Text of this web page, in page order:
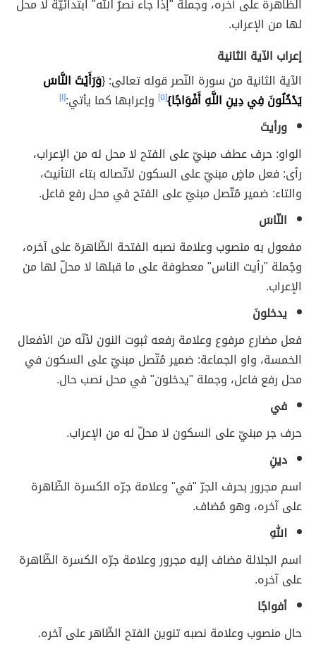
الظاهرة على آخره، وجملة "إذا جاء نصرُ الله" ابتدائيّة لا محلّ
لها من الإعراب.
إعراب الآية الثانية
الآية الثانية من سورة النّصر قوله تعالى: {وَرَأَيْتَ النَّاسَ
يَدْخُلُونَ فِي دِينِ اللَّهِ أَفْوَاجًا}[٥] وإعرابها كما يأتي:[١]
ورأيتَ
الواو: حرف عطف مبنيّ على الفتح لا محل له من الإعراب،
رأى: فعل ماضٍ مبنيّ على السكون لاتّصاله بتاء التأنيث،
والتاء: ضمير مُتّصل مبنيّ على الفتح في محل رفع فاعل.
النّاسَ
مفعول به منصوب وعلامة نصبه الفتحة الظّاهرة على آخره،
وجُملة "رأيت الناس" معطوفة على ما قبلها لا محلّ لها من
الإعراب.
يدخلونَ
فعل مضارع مرفوع وعلامة رفعه ثبوت النون لأنّه من الأفعال
الخمسة، واو الجماعة: ضمير مُتّصل مبنيّ على السكون في
محل رفع فاعل، وجملة "يدخلون" في محل نصب حال.
في
حرف جر مبنيّ على السكون لا محلّ له من الإعراب.
دينِ
اسم مجرور بحرف الجرّ "في" وعلامة جرّه الكسرة الظّاهرة
على آخره، وهو مُضاف.
اللهِ
اسم الجلالة مضاف إليه مجرور وعلامة جرّه الكسرة الظّاهرة
على آخره.
أفواجًا
حال منصوب وعلامة نصبه تنوين الفتح الظّاهر على آخره.